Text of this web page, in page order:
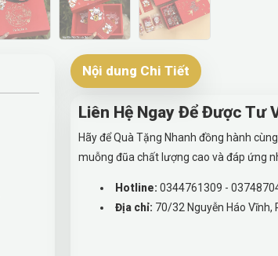
Nội dung Chi Tiết
Liên Hệ Ngay Để Được Tư
Hãy để Quà Tặng Nhanh đồng hành
muỗng đũa chất lượng cao và đáp ứng
Hotline: 0344761309 -
Địa chỉ: 70/32 Nguyễn Háo Vĩnh,